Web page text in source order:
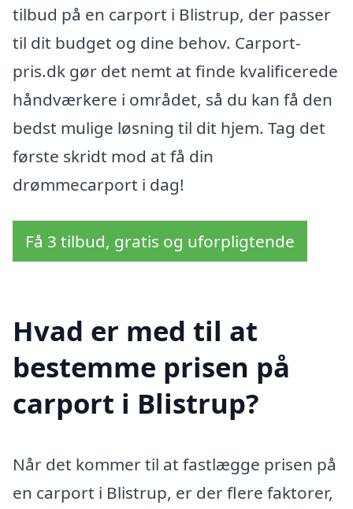
tilbud på en carport i Blistrup, der passer
til dit budget og dine behov. Carport-
pris.dk gør det nemt at finde kvalificerede
håndværkere i området, så du kan få den
bedst mulige løsning til dit hjem. Tag det
første skridt mod at få din
drømmecarport i dag!
Få 3 tilbud, gratis og uforpligtende
Hvad er med til at
bestemme prisen på
carport i Blistrup?
Når det kommer til at fastlægge prisen på
en carport i Blistrup, er der flere faktorer,